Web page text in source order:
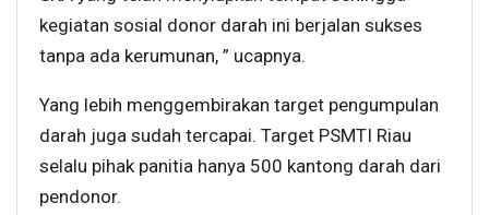
kegiatan sosial donor darah ini berjalan sukses
tanpa ada kerumunan, ” ucapnya.
Yang lebih menggembirakan target pengumpulan
darah juga sudah tercapai. Target PSMTI Riau
selalu pihak panitia hanya 500 kantong darah dari
pendonor.